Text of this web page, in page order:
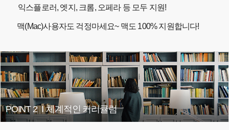
익스플로러, 엣지, 크롬, 오페라 등 모두 지원!
맥(Mac)사용자도 걱정마세요~ 맥도 100% 지원합니다!
POINT 2 I 체계적인 커리큘럼